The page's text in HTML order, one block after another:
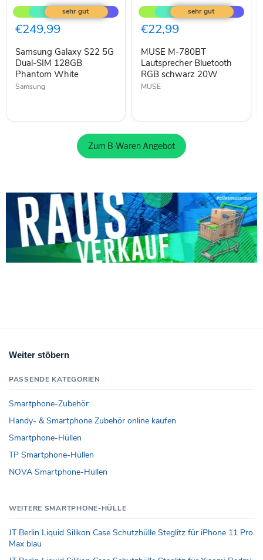
Galaxy
S22
5G
Dual-
128GB
Phantom
White
€249,99
Samsung Galaxy S22 5G
Dual-SIM 128GB
Phantom White
Samsung
M-
780BT
Lautsprecher
Bluetooth
schwarz
20W
€22,99
MUSE M-780BT
Lautsprecher Bluetooth
RGB schwarz 20W
MUSE
Zum B-Waren Angebot
Weiter stöbern
PASSENDE KATEGORIEN
Smartphone-Zubehör
Handy- & Smartphone Zubehör online kaufen
Smartphone-Hüllen
TP Smartphone-Hüllen
NOVA Smartphone-Hüllen
WEITERE SMARTPHONE-HÜLLE
JT Berlin Liquid Silikon Case Schutzhülle Steglitz für iPhone 11 Pro
Max blau